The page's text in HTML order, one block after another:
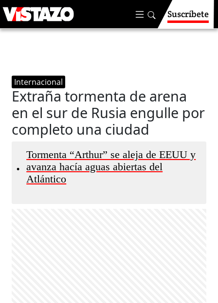
Suscríbete
Internacional
Extraña tormenta de arena
en el sur de Rusia engulle por
completo una ciudad
•
Tormenta “Arthur” se aleja de EEUU y
avanza hacía aguas abiertas del
Atlántico